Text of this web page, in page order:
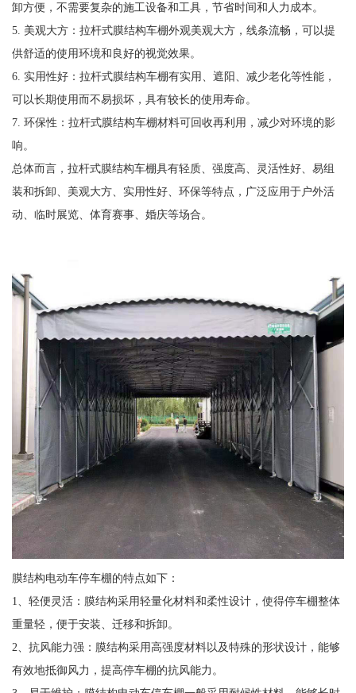
卸方便，不需要复杂的施工设备和工具，节省时间和人力成本。
5. 美观大方：拉杆式膜结构车棚外观美观大方，线条流畅，可以提
供舒适的使用环境和良好的视觉效果。
6. 实用性好：拉杆式膜结构车棚有实用、遮阳、减少老化等性能，
可以长期使用而不易损坏，具有较长的使用寿命。
7. 环保性：拉杆式膜结构车棚材料可回收再利用，减少对环境的影
响。
总体而言，拉杆式膜结构车棚具有轻质、强度高、灵活性好、易组
装和拆卸、美观大方、实用性好、环保等特点，广泛应用于户外活
动、临时展览、体育赛事、婚庆等场合。
膜结构电动车停车棚的特点如下：
1、轻便灵活：膜结构采用轻量化材料和柔性设计，使得停车棚整体
重量轻，便于安装、迁移和拆卸。
2、抗风能力强：膜结构采用高强度材料以及特殊的形状设计，能够
有效地抵御风力，提高停车棚的抗风能力。